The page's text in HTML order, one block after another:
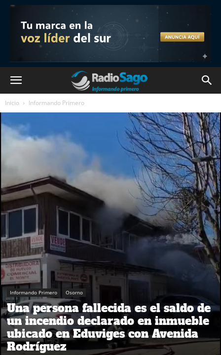
Inicio Informando Primero
Informando Primero Osorno
Una persona fallecida es el saldo de
un incendio declarado en inmueble
ubicado en Eduviges con Avenida
Rodríguez